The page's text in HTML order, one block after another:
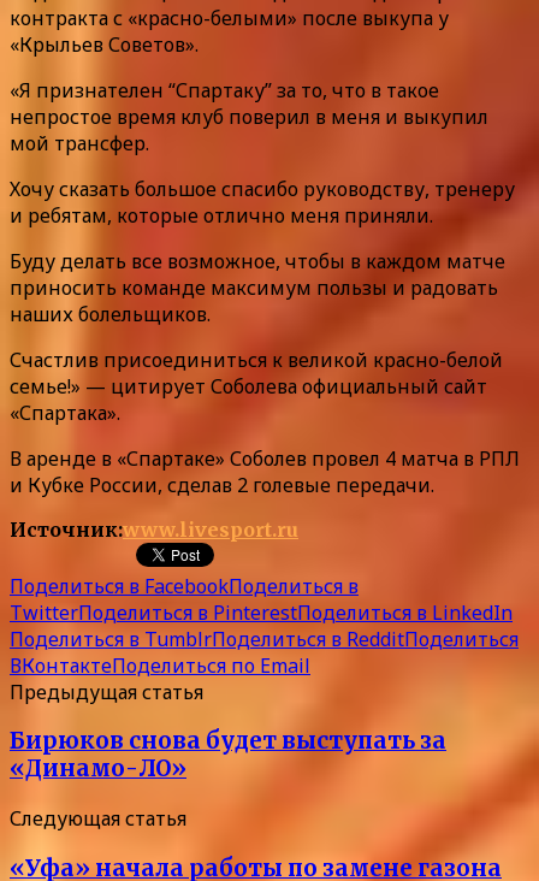
контракта с «красно-белыми» после выкупа у
«Крыльев Советов».
«Я признателен “Спартаку” за то, что в такое
непростое время клуб поверил в меня и выкупил
мой трансфер.
Хочу сказать большое спасибо руководству, тренеру
и ребятам, которые отлично меня приняли.
Буду делать все возможное, чтобы в каждом матче
приносить команде максимум пользы и радовать
наших болельщиков.
Счастлив присоединиться к великой красно-белой
семье!» — цитирует Соболева официальный сайт
«Спартака».
В аренде в «Спартаке» Соболев провел 4 матча в РПЛ
и Кубке России, сделав 2 голевые передачи.
Источник:www.livesport.ru
Поделиться в FacebookПоделиться в
TwitterПоделиться в PinterestПоделиться в LinkedIn
Поделиться в TumblrПоделиться в RedditПоделиться
ВКонтактеПоделиться по Email
Предыдущая статья
Бирюков снова будет выступать за
«Динамо-ЛО»
Следующая статья
«Уфа» начала работы по замене газона